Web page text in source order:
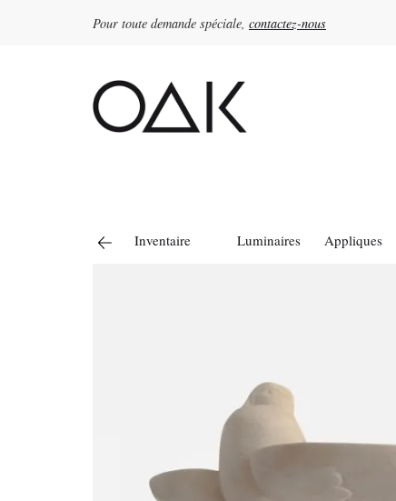
Pour toute demande spéciale, contactez-nous
Rechercher :
Inventaire Luminaires Appliques